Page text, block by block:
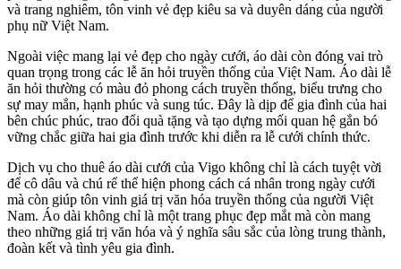
và trang nghiêm, tôn vinh vẻ đẹp kiêu sa và duyên dáng của người
phụ nữ Việt Nam.
Ngoài việc mang lại vẻ đẹp cho ngày cưới, áo dài còn đóng vai trò
quan trọng trong các lễ ăn hỏi truyền thống của Việt Nam. Áo dài lễ
ăn hỏi thường có màu đỏ phong cách truyền thống, biểu trưng cho
sự may mắn, hạnh phúc và sung túc. Đây là dịp để gia đình của hai
bên chúc phúc, trao đổi quà tặng và tạo dựng mối quan hệ gắn bó
vững chắc giữa hai gia đình trước khi diễn ra lễ cưới chính thức.
Dịch vụ cho thuê áo dài cưới của Vigo không chỉ là cách tuyệt vời
để cô dâu và chú rể thể hiện phong cách cá nhân trong ngày cưới
mà còn giúp tôn vinh giá trị văn hóa truyền thống của người Việt
Nam. Áo dài không chỉ là một trang phục đẹp mắt mà còn mang
theo những giá trị văn hóa và ý nghĩa sâu sắc của lòng trung thành,
đoàn kết và tình yêu gia đình.